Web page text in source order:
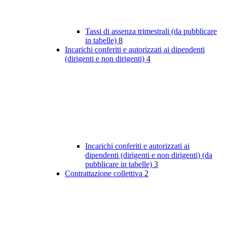
Tassi di assenza trimestrali (da pubblicare
in tabelle) 8
Incarichi conferiti e autorizzati ai dipendenti
(dirigenti e non dirigenti) 4
Incarichi conferiti e autorizzati ai
dipendenti (dirigenti e non dirigenti) (da
pubblicare in tabelle) 3
Contrattazione collettiva 2